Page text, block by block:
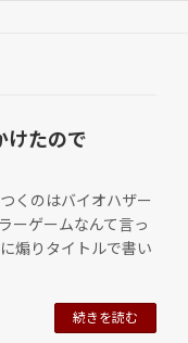
けたので
くのはバイオハザー
ーゲームなんて言っ
煽りタイトルで書い
続きを読む